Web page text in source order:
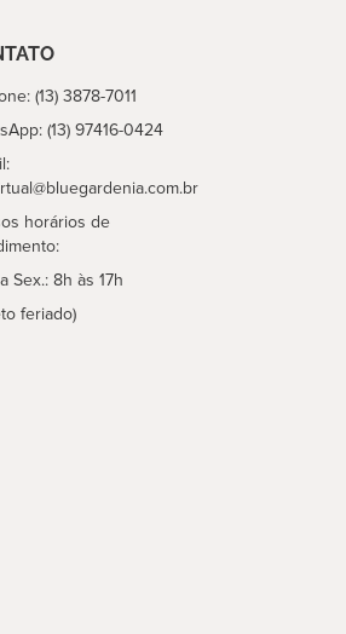
(13) 3878-7011
(13) 97416-0424
horários de
Sex.: 8h às 17h
feriado)